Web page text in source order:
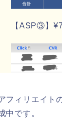
【ASP③】
フィリエイト
中です。